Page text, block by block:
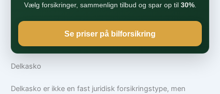
Vælg forsikringer, sammenlign tilbud og spar op til 30%.
Se priser på bilforsikring
Delkasko
Delkasko er ikke en fast juridisk forsikringstype, men